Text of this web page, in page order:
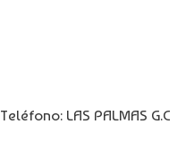
Teléfono: LAS PALMAS G.C